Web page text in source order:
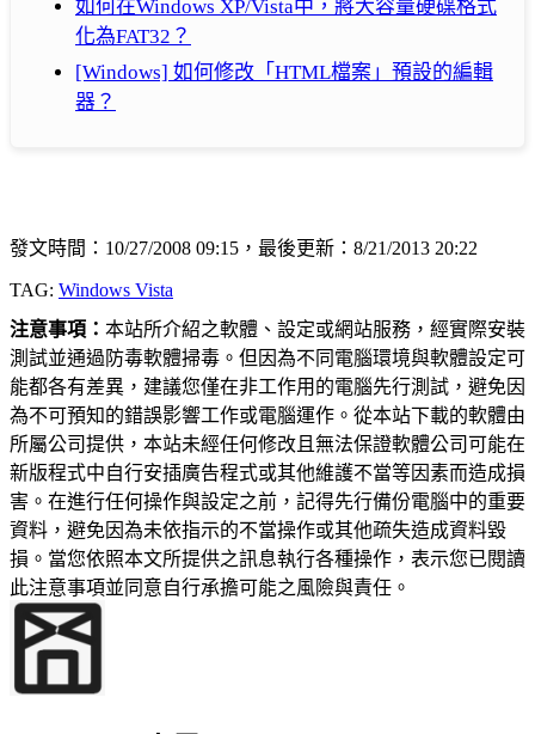
如何在Windows XP/Vista中，將大容量硬碟格式
化為FAT32？
[Windows] 如何修改「HTML檔案」預設的編輯
器？
發文時間：10/27/2008 09:15，最後更新：8/21/2013 20:22
TAG: Windows Vista
注意事項： 本站所介紹之軟體、設定或網站服務，經實際安裝
測試並通過防毒軟體掃毒。但因為不同電腦環境與軟體設定可
能都各有差異，建議您僅在非工作用的電腦先行測試，避免因
為不可預知的錯誤影響工作或電腦運作。從本站下載的軟體由
所屬公司提供，本站未經任何修改且無法保證軟體公司可能在
新版程式中自行安插廣告程式或其他維護不當等因素而造成損
害。在進行任何操作與設定之前，記得先行備份電腦中的重要
資料，避免因為未依指示的不當操作或其他疏失造成資料毀
損。當您依照本文所提供之訊息執行各種操作，表示您已閱讀
此注意事項並同意自行承擔可能之風險與責任。